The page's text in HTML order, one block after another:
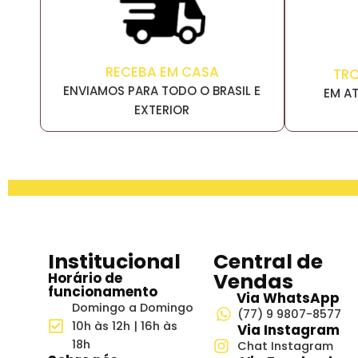
RECEBA EM CASA
ENVIAMOS PARA TODO O BRASIL E
EXTERIOR
EM
Institucional
Horário de
funcionamento
Domingo a Domingo
10h às 12h | 16h às
18h
Central de
Vendas
Via WhatsApp
(77) 9 9807-8577
Via Instagram
Chat Instagram